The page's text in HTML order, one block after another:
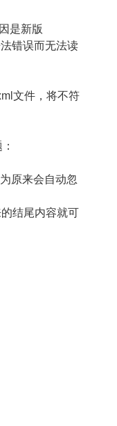
是新版
错误而无法读
文件，将不符
原来会自动忽
结尾内容就可